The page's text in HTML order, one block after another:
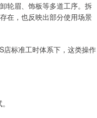
轮眉、饰板等多道工序。拆
在，也反映出部分使用场景
店标准工时体系下，这类操作